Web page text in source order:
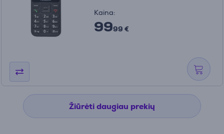
Kaina:
9999 €
Žiūrėti daugiau prekių